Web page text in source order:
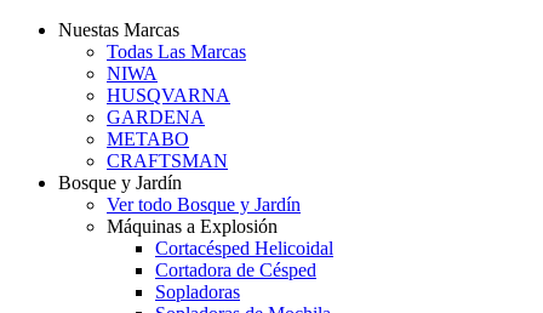
Nuestas Marcas
Todas Las Marcas
NIWA
HUSQVARNA
GARDENA
METABO
CRAFTSMAN
Bosque y Jardín
Ver todo Bosque y Jardín
Máquinas a Explosión
Cortacésped Helicoidal
Cortadora de Césped
Sopladoras